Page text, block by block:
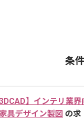
条
3DCAD】インテリ業界
具デザイン製図 の求